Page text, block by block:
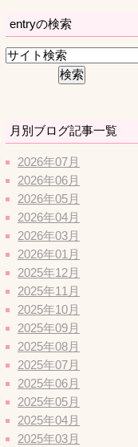
entryの検索
月別ブログ記事一覧
2026年07月
2026年06月
2026年05月
2026年04月
2026年03月
2026年01月
2025年12月
2025年11月
2025年10月
2025年09月
2025年08月
2025年07月
2025年06月
2025年05月
2025年04月
2025年03月